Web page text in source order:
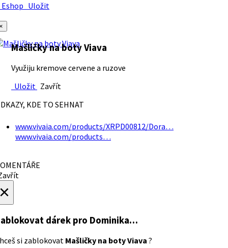
Uložit
Mašličky na boty Viava
Využiju kremove cervene a ruzove
Uložit Zavřít
KDE TO SEHNAT
www.vivaia.com/products/XRPD00812/Dora…
www.vivaia.com/products…
dárek pro Dominika…
si zablokovat Mašličky na boty Viava ?